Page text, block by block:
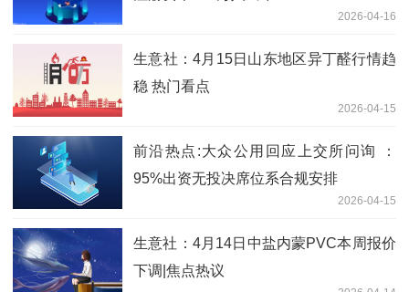
2026-04-16
生意社：4月15日山东地区异丁醛行情趋
稳 热门看点
2026-04-15
前沿热点:大众公用回应上交所问询 ：
95%出资无投决席位系合规安排
2026-04-15
生意社：4月14日中盐内蒙PVC本周报价
下调|焦点热议